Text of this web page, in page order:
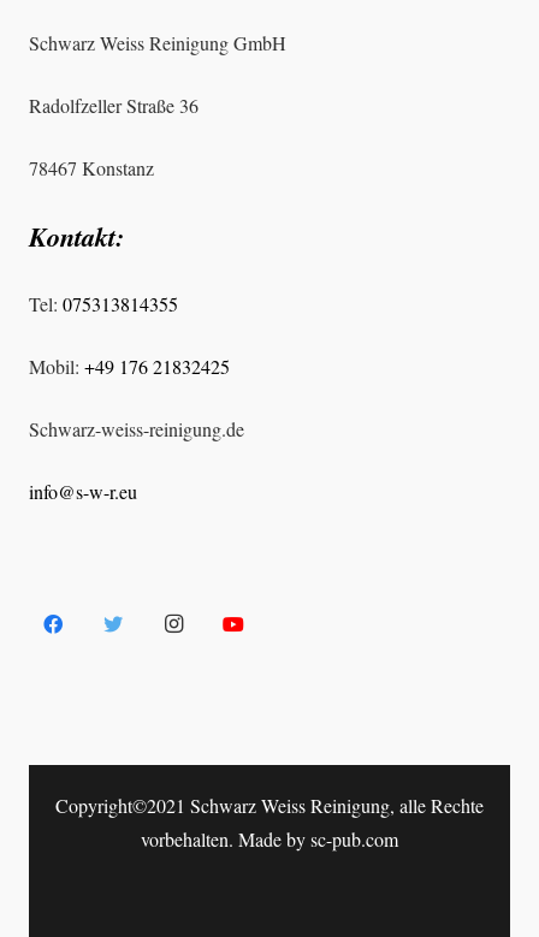
Schwarz Weiss Reinigung GmbH
Radolfzeller Straße 36
78467 Konstanz
Kontakt:
Tel: 075313814355
Mobil: +49 176 21832425
Schwarz-weiss-reinigung.de
info@s-w-r.eu
Copyright©2021 Schwarz Weiss Reinigung, alle Rechte
vorbehalten. Made bysc-pub.com